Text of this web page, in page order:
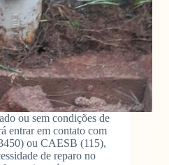
ou sem condições de
entrar em contato com
ou CAESB (115),
de reparo no